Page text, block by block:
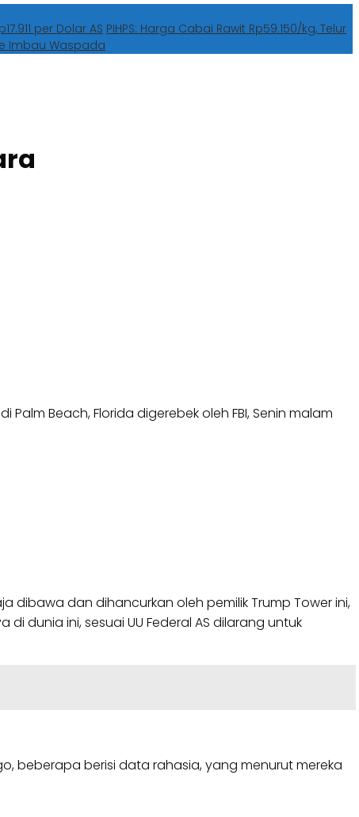
per Dolar AS PIHPS: Harga Cabai Rawit Rp59.150/kg, Telur
Imbau Waspada
Beach, Florida digerebek oleh FBI, Senin malam
dibawa dan dihancurkan oleh pemilik Trump Tower ini,
dunia ini, sesuai UU Federal AS dilarang untuk
beberapa berisi data rahasia, yang menurut mereka